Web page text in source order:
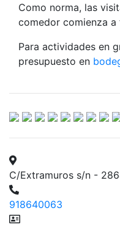
Como norma, las
comedor comienza
Para actividades en
presupuesto en
C/Extramuros s/n -
918640063